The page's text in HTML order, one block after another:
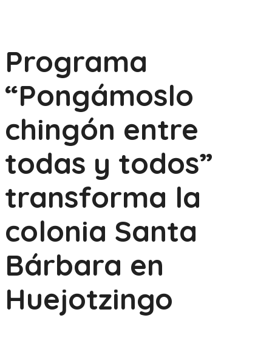
Programa
“Pongámoslo
chingón entre
todas y todos”
transforma la
colonia Santa
Bárbara en
Huejotzingo